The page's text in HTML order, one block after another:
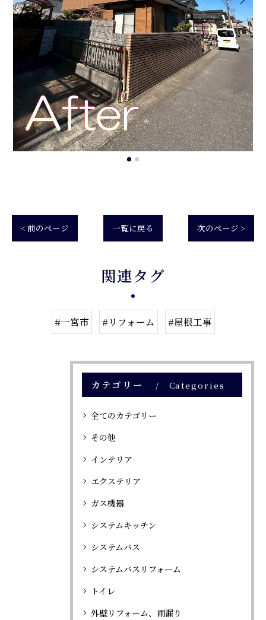
< 前のページ 一覧に戻る 次のページ >
関連タグ
#一宮市 #リフォーム #屋根工事
カテゴリー Categories
全てのカテゴリー
その他
インテリア
エクステリア
ガス機器
システムキッチン
システムバス
システムバスリフォーム
トイレ
外壁リフォーム、雨漏り